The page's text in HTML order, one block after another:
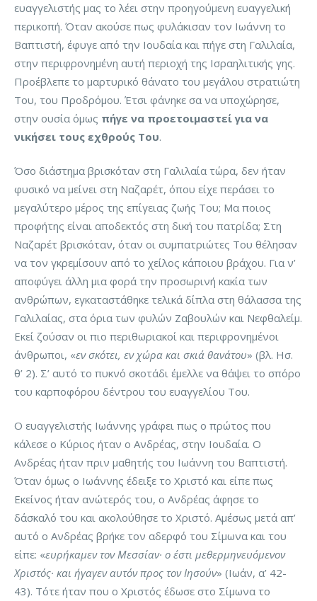
ευαγγελιστής μας το λέει στην προηγούμενη ευαγγελική
περικοπή. Όταν ακούσε πως φυλάκισαν τον Ιωάννη το
Βαπτιστή, έφυγε από την Ιουδαία και πήγε στη Γαλιλαία,
στην περιφρονημένη αυτή περιοχή της Ισραηλιτικής γης.
Προέβλεπε το μαρτυρικό θάνατο του μεγάλου στρατιώτη
Του, του Προδρόμου. Έτσι φάνηκε σα να υποχώρησε,
στην ουσία όμως πήγε να προετοιμαστεί για να
νικήσει τους εχθρούς Του.
Όσο διάστημα βρισκόταν στη Γαλιλαία τώρα, δεν ήταν
φυσικό να μείνει στη Ναζαρέτ, όπου είχε περάσει το
μεγαλύτερο μέρος της επίγειας ζωής Του; Μα ποιος
προφήτης είναι αποδεκτός στη δική του πατρίδα; Στη
Ναζαρέτ βρισκόταν, όταν οι συμπατριώτες Του θέλησαν
να τον γκρεμίσουν από το χείλος κάποιου βράχου. Για ν’
αποφύγει άλλη μια φορά την προσωρινή κακία των
ανθρώπων, εγκαταστάθηκε τελικά δίπλα στη θάλασσα της
Γαλιλαίας, στα όρια των φυλών Ζαβουλών και Νεφθαλείμ.
Εκεί ζούσαν οι πιο περιθωριακοί και περιφρονημένοι
άνθρωποι, «εν σκότει, εν χώρα και σκιά θανάτου» (βλ. Ησ.
θ’ 2). Σ’ αυτό το πυκνό σκοτάδι έμελλε να θάψει το σπόρο
του καρποφόρου δέντρου του ευαγγελίου Του.
Ο ευαγγελιστής Ιωάννης γράφει πως ο πρώτος που
κάλεσε ο Κύριος ήταν ο Ανδρέας, στην Ιουδαία. Ο
Ανδρέας ήταν πριν μαθητής του Ιωάννη του Βαπτιστή.
Όταν όμως ο Ιωάννης έδειξε το Χριστό και είπε πως
Εκείνος ήταν ανώτερός του, ο Ανδρέας άφησε το
δάσκαλό του και ακολούθησε το Χριστό. Αμέσως μετά απ’
αυτό ο Ανδρέας βρήκε τον αδερφό του Σίμωνα και του
είπε: «ευρήκαμεν τον Μεσσίαν· ο έστι μεθερμηνευόμενον
Χριστός· και ήγαγεν αυτόν προς τον Ιησούν» (Ιωάν, α’ 42-
43). Τότε ήταν που ο Χριστός έδωσε στο Σίμωνα το